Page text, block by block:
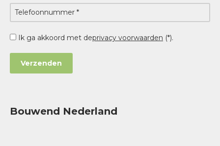
Ik ga akkoord met deprivacy voorwaarden (*).
Bouwend Nederland